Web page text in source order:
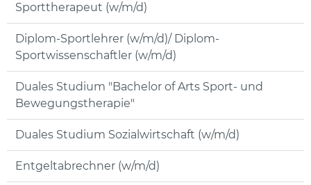
Sporttherapeut (w/m/d)
Diplom-Sportlehrer (w/m/d)/ Diplom-
Sportwissenschaftler (w/m/d)
Duales Studium "Bachelor of Arts Sport- und
Bewegungstherapie"
Duales Studium Sozialwirtschaft (w/m/d)
Entgeltabrechner (w/m/d)